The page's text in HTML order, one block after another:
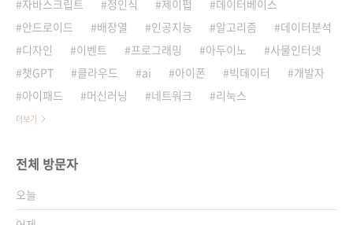
자바스크립트
정인식 제이펍
데이터베이스
안드로이드
배장열 인공지능 알고리즘
데이터분석
디자인
이벤트 프로그래밍 아두이노
사물인터넷
챗GPT
클라우드 ai 아이폰 빅데이터
개발자
아이패드
머신러닝 네트워크 리눅스
더보기
전체 방문자
오늘